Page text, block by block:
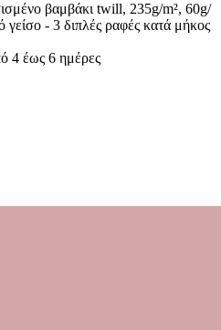
βαμβάκι twill, 235g/m², 60g/
γείσο - 3 διπλές ραφές κατά μήκος
4 έως 6 ημέρες